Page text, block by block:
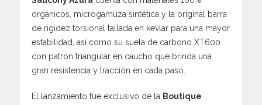
orgánicos, microgamuza sintética y la original barra
de rigidez torsional tallada en kevlar para una mayor
estabilidad, así como su suela de carbono XT600
con patrón triangular en caucho que brinda una
gran resistencia y tracción en cada paso.
El lanzamiento fue exclusivo de la Boutique